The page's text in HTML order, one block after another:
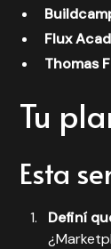
Flux
Thomas
Tu
Esta
Definí